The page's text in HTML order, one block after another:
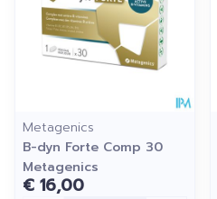
Metagenics
B-dyn Forte Comp 30
Metagenics
€ 16,00